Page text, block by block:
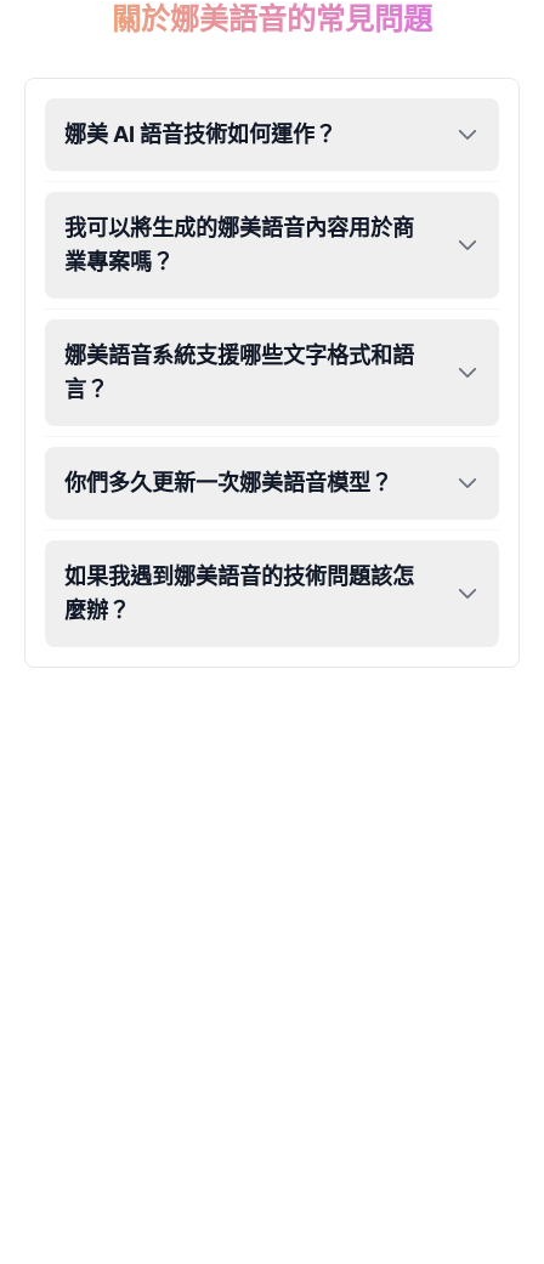
關於娜美語音的常見問題
娜美 AI 語音技術如何運作？
我可以將生成的娜美語音內容用於商
業專案嗎？
娜美語音系統支援哪些文字格式和語
言？
你們多久更新一次娜美語音模型？
如果我遇到娜美語音的技術問題該怎
麼辦？